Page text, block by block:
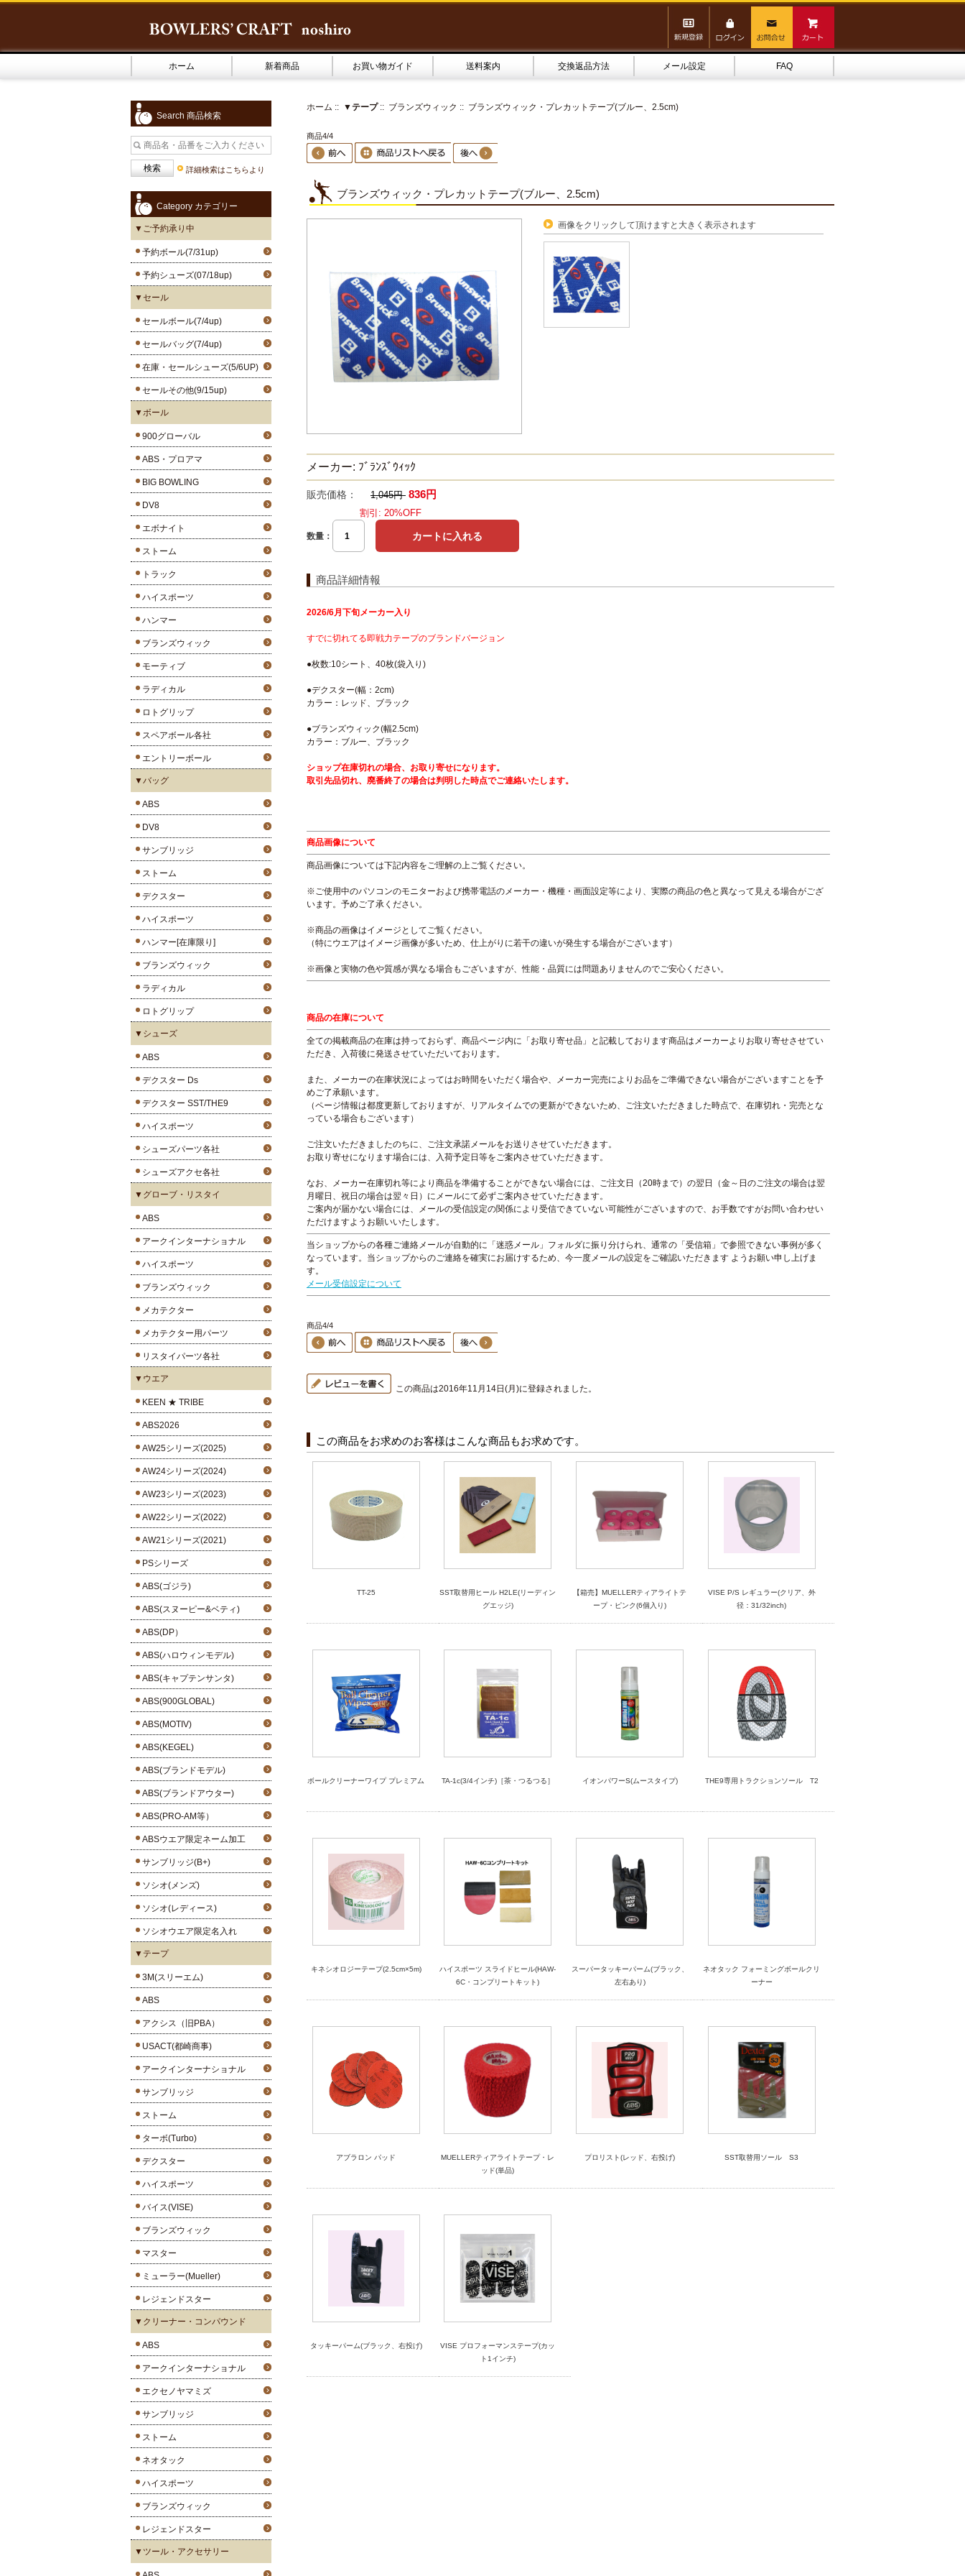
ホーム 新着商品 お買い物ガイド 送料案内 交換返品方法 メール設定 FAQ
Search 商品検索
詳細検索はこちらより
Category カテゴリー
▼ご予約承り中
予約ボール(7/31up)
予約シューズ(07/18up)
▼セール
セールボール(7/4up)
セールバッグ(7/4up)
在庫・セールシューズ(5/6UP)
セールその他(9/15up)
▼ボール
900グローバル
ABS・プロアマ
BIG BOWLING
DV8
エボナイト
ストーム
トラック
ハイスポーツ
ハンマー
ブランズウィック
モーティブ
ラディカル
ロトグリップ
スペアボール各社
エントリーボール
▼バッグ
ABS
DV8
サンブリッジ
ストーム
デクスター
ハイスポーツ
ハンマー[在庫限り]
ブランズウィック
ラディカル
ロトグリップ
▼シューズ
ABS
デクスター Ds
デクスター SST/THE9
ハイスポーツ
シューズパーツ各社
シューズアクセ各社
▼グローブ・リスタイ
ABS
アークインターナショナル
ハイスポーツ
ブランズウィック
メカテクター
メカテクター用パーツ
リスタイパーツ各社
▼ウエア
KEEN ★ TRIBE
ABS2026
AW25シリーズ(2025)
AW24シリーズ(2024)
AW23シリーズ(2023)
AW22シリーズ(2022)
AW21シリーズ(2021)
PSシリーズ
ABS(ゴジラ)
ABS(スヌーピー&ベティ)
ABS(DP）
ABS(ハロウィンモデル)
ABS(キャプテンサンタ)
ABS(900GLOBAL)
ABS(MOTIV)
ABS(KEGEL)
ABS(ブランドモデル)
ABS(ブランドアウター)
ABS(PRO-AM等）
ABSウエア限定ネーム加工
サンブリッジ(B+)
ソシオ(メンズ)
ソシオ(レディース)
ソシオウエア限定名入れ
▼テープ
3M(スリーエム)
ABS
アクシス（旧PBA）
USACT(都崎商事)
アークインターナショナル
サンブリッジ
ストーム
ターボ(Turbo)
デクスター
ハイスポーツ
バイス(VISE)
ブランズウィック
マスター
ミューラー(Mueller)
レジェンドスター
▼クリーナー・コンパウンド
ABS
アークインターナショナル
エクセノヤマミズ
サンブリッジ
ストーム
ネオタック
ハイスポーツ
ブランズウィック
レジェンドスター
▼ツール・アクセサリー
ホーム :: ▼テープ:: ブランズウィック :: ブランズウィック・プレカットテープ(ブルー、2.5cm)
商品4/4
ブランズウィック・プレカットテープ(ブルー、2.5cm)
画像をクリックして頂けますと大きく表示されます
メーカー: ﾌﾞﾗﾝｽﾞｳｨｯｸ
販売価格： 1,045円 836円
割引: 20%OFF
数量：
商品詳細情報
2026/6月下旬メーカー入り
すでに切れてる即戦力テープのブランドバージョン
●枚数:10シート、40枚(袋入り)
●デクスター(幅：2cm)
カラー：レッド、ブラック
●ブランズウィック(幅2.5cm)
カラー：ブルー、ブラック
ショップ在庫切れの場合、お取り寄せになります。
取引先品切れ、廃番終了の場合は判明した時点でご連絡いたします。
商品画像について
商品画像については下記内容をご理解の上ご覧ください。
※ご使用中のパソコンのモニターおよび携帯電話のメーカー・機種・画面設定等により、実際の商品の色と異なって見える場合がござ
います。予めご了承ください。
※商品の画像はイメージとしてご覧ください。
（特にウエアはイメージ画像が多いため、仕上がりに若干の違いが発生する場合がございます）
※画像と実物の色や質感が異なる場合もございますが、性能・品質には問題ありませんのでご安心ください。
商品の在庫について
全ての掲載商品の在庫は持っておらず、商品ページ内に「お取り寄せ品」と記載しております商品はメーカーよりお取り寄せさせてい
ただき、入荷後に発送させていただいております。
また、メーカーの在庫状況によってはお時間をいただく場合や、メーカー完売によりお品をご準備できない場合がございますことを予
めご了承願います。
（ページ情報は都度更新しておりますが、リアルタイムでの更新ができないため、ご注文いただきました時点で、在庫切れ・完売とな
っている場合もございます）
ご注文いただきましたのちに、ご注文承諾メールをお送りさせていただきます。
お取り寄せになります場合には、入荷予定日等をご案内させていただきます。
なお、メーカー在庫切れ等により商品を準備することができない場合には、ご注文日（20時まで）の翌日（金～日のご注文の場合は翌
月曜日、祝日の場合は翌々日）にメールにて必ずご案内させていただきます。
ご案内が届かない場合には、メールの受信設定の関係により受信できていない可能性がございますので、お手数ですがお問い合わせい
ただけますようお願いいたします。
当ショップからの各種ご連絡メールが自動的に「迷惑メール」フォルダに振り分けられ、通常の「受信箱」で参照できない事例が多く
なっています。当ショップからのご連絡を確実にお届けするため、今一度メールの設定をご確認いただきます ようお願い申し上げま
す。
メール受信設定について
商品4/4
この商品は2016年11月14日(月)に登録されました。
この商品をお求めのお客様はこんな商品もお求めです。
TT-25
SST取替用ヒール H2LE(リーディン
グエッジ)
【箱売】MUELLERティアライトテ
ープ・ピンク(6個入り)
VISE P/S レギュラー(クリア、外
径：31/32inch)
ボールクリーナーワイプ プレミアム TA-1c(3/4インチ)［茶・つるつる］ イオンパワーS(ムースタイプ) THE9専用トラクションソール T2
キネシオロジーテープ(2.5cm×5m)
ハイスポーツ スライドヒール(HAW-
6C・コンプリートキット)
スーパータッキーパーム(ブラック、
左右あり)
ネオタック フォーミングボールクリ
ーナー
アブラロン パッド
MUELLERティアライトテープ・レ
ッド(単品)
プロリスト(レッド、右投げ) SST取替用ソール S3
タッキーパーム(ブラック、右投げ)
VISE プロフォーマンステープ(カッ
ト1インチ)